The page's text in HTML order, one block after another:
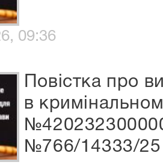
09:36
Повістка про
в
№766/14333/25